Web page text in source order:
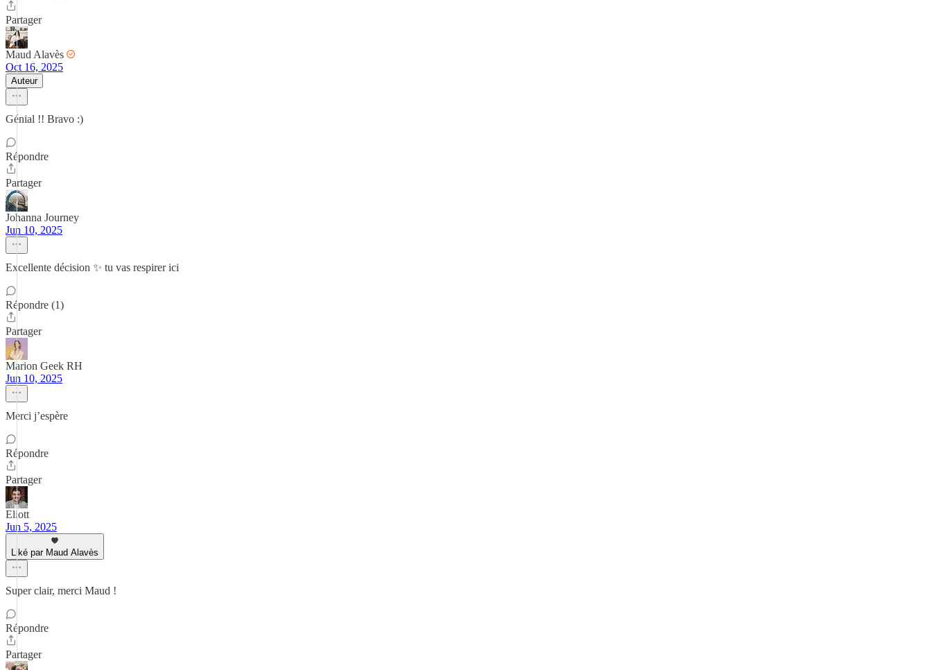
Partager
Maud Alavès
Oct 16, 2025
Auteur
Génial !! Bravo :)
Répondre
Partager
Johanna Journey
Jun 10, 2025
Excellente décision ✨ tu vas respirer ici
Répondre (1)
Partager
Marion Geek RH
Jun 10, 2025
Merci j’espère
Répondre
Partager
Eliott
Jun 5, 2025
Liké par Maud Alavès
Super clair, merci Maud !
Répondre
Partager